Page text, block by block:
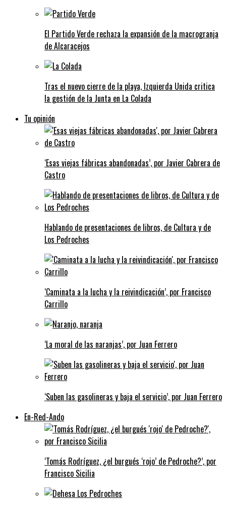
El Partido Verde rechaza la expansión de la macrogranja
de Alcaracejos
Tras el nuevo cierre de la playa, Izquierda Unida critica
la gestión de la Junta en La Colada
Tu opinión
‘Esas viejas fábricas abandonadas’, por Javier Cabrera de
Castro
Hablando de presentaciones de libros, de Cultura y de
Los Pedroches
‘Caminata a la lucha y la reivindicación’, por Francisco
Carrillo
‘La moral de las naranjas’, por Juan Ferrero
‘Suben las gasolineras y baja el servicio’, por Juan Ferrero
En-Red-Ando
‘Tomás Rodríguez, ¿el burgués ‘rojo’ de Pedroche?’, por
Francisco Sicilia